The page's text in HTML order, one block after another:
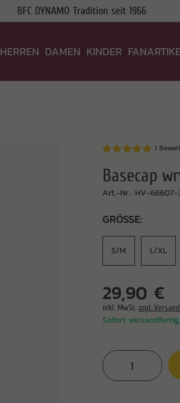
BFC DYNAMO Tradition seit 1966
HERREN DAMEN KINDER
1
Basecap
Art.-Nr.: HV-
GRÖSSE:
S/M L/XL
29,90 €
inkl. MwSt. zzgl.
Sofort